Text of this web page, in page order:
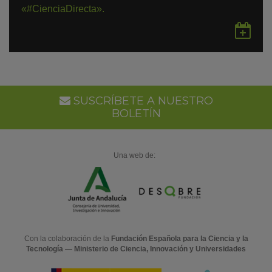
«#CienciaDirecta».
en
SUSCRÍBETE A NUESTRO
BOLETÍN
Una web de:
Con la colaboración de la Fundación Española para la Ciencia y la
Tecnología — Ministerio de Ciencia, Innovación y Universidades